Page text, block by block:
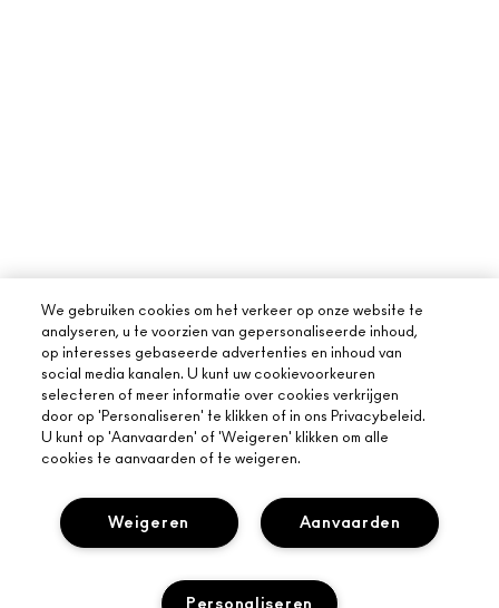
We gebruiken cookies om het verkeer op onze website te
analyseren, u te voorzien van gepersonaliseerde inhoud,
op interesses gebaseerde advertenties en inhoud van
social media kanalen. U kunt uw cookievoorkeuren
selecteren of meer informatie over cookies verkrijgen
door op 'Personaliseren' te klikken of in ons Privacybeleid.
U kunt op 'Aanvaarden' of 'Weigeren' klikken om alle
cookies te aanvaarden of te weigeren.
Aanvaarden
Weigeren
Personaliseren